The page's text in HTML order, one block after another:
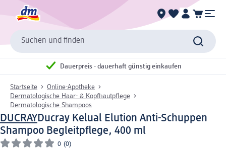
Suchen und finden
Dauerpreis - dauerhaft günstig einkaufen
Startseite
Online-Apotheke
Dermatologische Haar- & Kopfhautpflege
Dermatologische Shampoos
DUCRAYDucray Kelual Elution Anti-Schuppen
Shampoo Begleitpflege, 400 ml
0 (0)